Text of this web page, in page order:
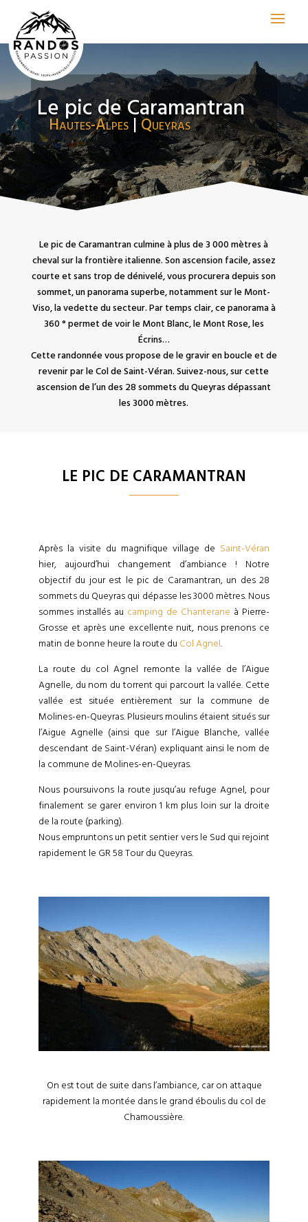
Le pic de Caramantran
Hautes-Alpes|Queyras
Le pic de Caramantran culmine à plus de 3 000 mètres à
cheval sur la frontière italienne. Son ascension facile, assez
courte et sans trop de dénivelé, vous procurera depuis son
sommet, un panorama superbe, notamment sur le Mont-
Viso, la vedette du secteur. Par temps clair, ce panorama à
360 ° permet de voir le Mont Blanc, le Mont Rose, les
Écrins…
Cette randonnée vous propose de le gravir en boucle et de
revenir par le Col de Saint-Véran. Suivez-nous, sur cette
ascension de l’un des 28 sommets du Queyras dépassant
les 3000 mètres.
LE PIC DE CARAMANTRAN
Après la visite du magnifique village de Saint-Véran
hier, aujourd’hui changement d’ambiance ! Notre
objectif du jour est le pic de Caramantran, un des 28
sommets du Queyras qui dépasse les 3000 mètres. Nous
sommes installés au camping de Chanterane à Pierre-
Grosse et après une excellente nuit, nous prenons ce
matin de bonne heure la route du Col Agnel.
La route du col Agnel remonte la vallée de l’Aigue
Agnelle, du nom du torrent qui parcourt la vallée. Cette
vallée est située entièrement sur la commune de
Molines-en-Queyras. Plusieurs moulins étaient situés sur
l’Aigue Agnelle (ainsi que sur l’Aigue Blanche, vallée
descendant de Saint-Véran) expliquant ainsi le nom de
la commune de Molines-en-Queyras.
Nous poursuivons la route jusqu’au refuge Agnel, pour
finalement se garer environ 1 km plus loin sur la droite
de la route (parking).
Nous empruntons un petit sentier vers le Sud qui rejoint
rapidement le GR 58 Tour du Queyras.
On est tout de suite dans l’ambiance, car on attaque
rapidement la montée dans le grand éboulis du col de
Chamoussière.